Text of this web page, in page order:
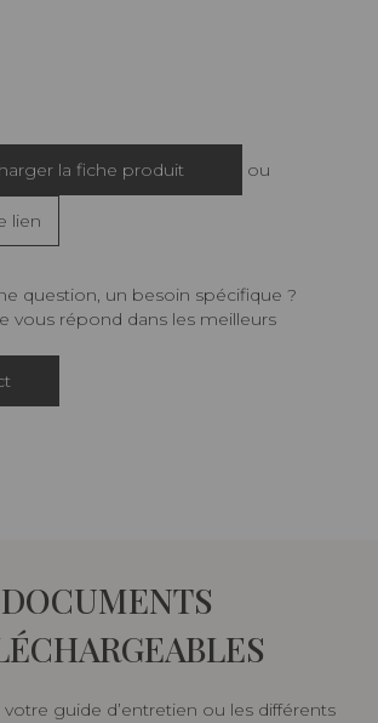
la fiche produit ou
lien
question, un besoin spécifique ?
vous répond dans les meilleurs
DOCUMENTS
votre guide d’entretien ou les différents